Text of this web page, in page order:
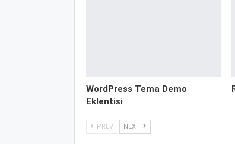
WordPress Tema Demo
Eklentisi
PREV NEXT